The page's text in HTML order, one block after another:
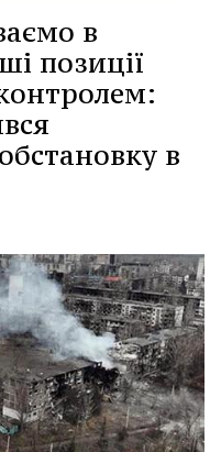
в
позиції
в